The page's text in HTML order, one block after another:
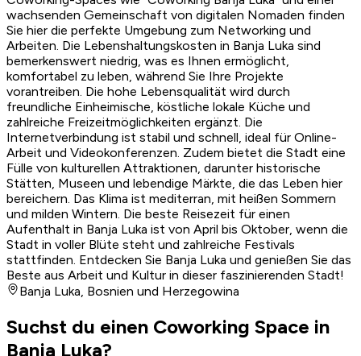
wachsenden Gemeinschaft von digitalen Nomaden finden
Sie hier die perfekte Umgebung zum Networking und
Arbeiten. Die Lebenshaltungskosten in Banja Luka sind
bemerkenswert niedrig, was es Ihnen ermöglicht,
komfortabel zu leben, während Sie Ihre Projekte
vorantreiben. Die hohe Lebensqualität wird durch
freundliche Einheimische, köstliche lokale Küche und
zahlreiche Freizeitmöglichkeiten ergänzt. Die
Internetverbindung ist stabil und schnell, ideal für Online-
Arbeit und Videokonferenzen. Zudem bietet die Stadt eine
Fülle von kulturellen Attraktionen, darunter historische
Stätten, Museen und lebendige Märkte, die das Leben hier
bereichern. Das Klima ist mediterran, mit heißen Sommern
und milden Wintern. Die beste Reisezeit für einen
Aufenthalt in Banja Luka ist von April bis Oktober, wenn die
Stadt in voller Blüte steht und zahlreiche Festivals
stattfinden. Entdecken Sie Banja Luka und genießen Sie das
Beste aus Arbeit und Kultur in dieser faszinierenden Stadt!
Banja Luka, Bosnien und Herzegowina
Suchst du einen Coworking Space in
Banja Luka?